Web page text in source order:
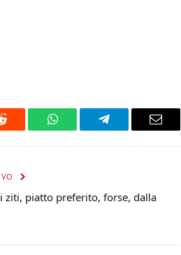
Reddit WhatsAppTelegram Email
ziti, piatto preferito, forse, dalla